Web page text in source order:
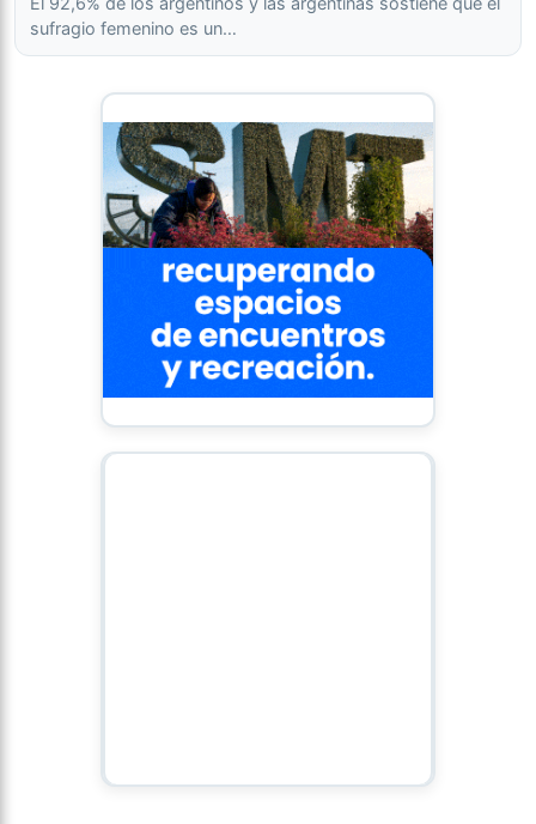
sufragio femenino es un…